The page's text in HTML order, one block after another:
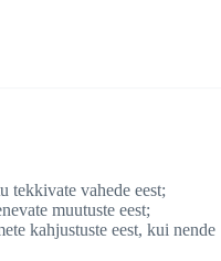
tekkivate vahede eest;
muutuste eest;
kahjustuste eest, kui nende